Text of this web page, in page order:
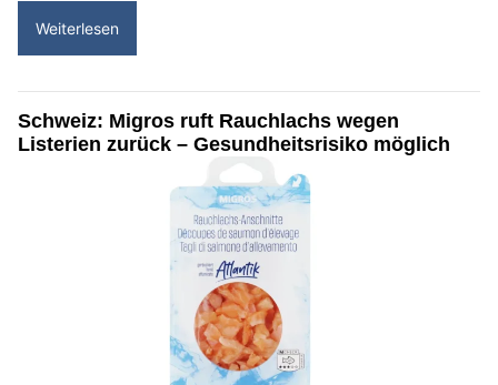
Weiterlesen
Schweiz: Migros ruft Rauchlachs wegen
Listerien zurück – Gesundheitsrisiko möglich